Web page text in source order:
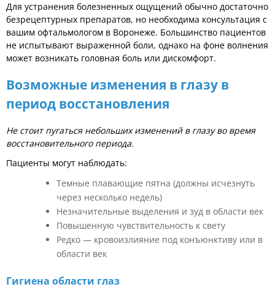
Для устранения болезненных ощущений обычно достаточно
безрецептурных препаратов, но необходима консультация с
вашим офтальмологом в Воронеже. Большинство пациентов
не испытывают выраженной боли, однако на фоне волнения
может возникать головная боль или дискомфорт.
Возможные изменения в глазу в
период восстановления
Не стоит пугаться небольших изменений в глазу во время
восстановительного периода.
Пациенты могут наблюдать:
Темные плавающие пятна (должны исчезнуть
через несколько недель)
Незначительные выделения и зуд в области век
Повышенную чувствительность к свету
Редко — кровоизлияние под конъюнктиву или в
области век
Гигиена области глаз